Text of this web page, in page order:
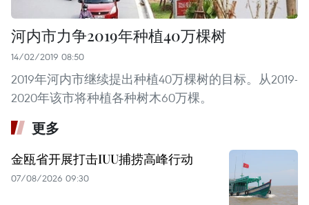
河内市力争2019年种植40万棵树
14/02/2019 08:50
2019年河内市继续提出种植40万棵树的目标。从2019-
2020年该市将种植各种树木60万棵。
更多
金瓯省开展打击IUU捕捞高峰行动
07/08/2026 09:30